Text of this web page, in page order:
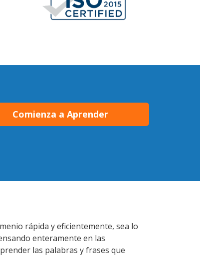
Comienza a Aprender
rápida y eficientemente, sea lo
enteramente en las
las palabras y frases que